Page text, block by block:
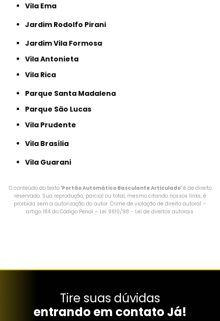
Vila Ema
Jardim Rodolfo Pirani
Jardim Vila Formosa
Vila Antonieta
Vila Rica
Parque Santa Madalena
Parque São Lucas
Vila Prudente
Vila Brasília
Vila Guarani
O conteúdo do texto "Portão Automático Basculante Articulado" é de direito
reservado. Sua reprodução, parcial ou total, mesmo citando nossos links, é
proibida sem a autorização do autor. Crime de violação de direito autoral –
artigo 184 do Código Penal – Lei 9610/98 - Lei de direitos autorais.
Tire suas dúvidas
entrando em contato Já!